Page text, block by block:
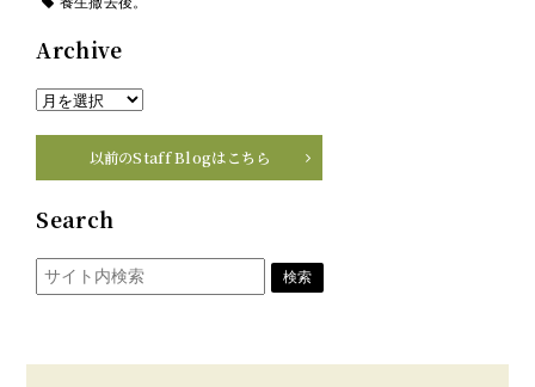
Archive
以前のStaff Blogはこちら
Search